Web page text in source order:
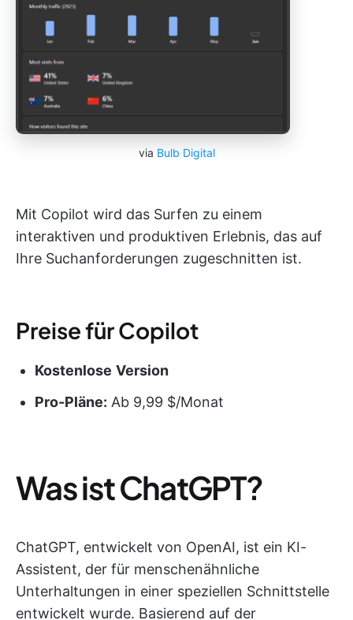
via Bulb Digital
Mit Copilot wird das Surfen zu einem
interaktiven und produktiven Erlebnis, das auf
Ihre Suchanforderungen zugeschnitten ist.
Preise für Copilot
Kostenlose Version
Pro-Pläne: Ab 9,99 $/Monat
Was ist ChatGPT?
ChatGPT, entwickelt von OpenAI, ist ein KI-
Assistent, der für menschenähnliche
Unterhaltungen in einer speziellen Schnittstelle
entwickelt wurde. Basierend auf der